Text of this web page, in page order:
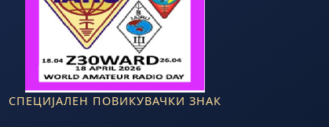
СПЕЦИЈАЛЕН ПОВИКУВАЧКИ ЗНАК